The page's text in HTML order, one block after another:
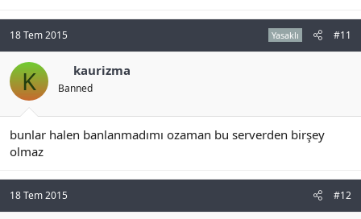
18 Tem 2015 Yasaklı #11
K kaurizma
Banned
bunlar halen banlanmadımı ozaman bu serverden birşey
olmaz
18 Tem 2015 #12